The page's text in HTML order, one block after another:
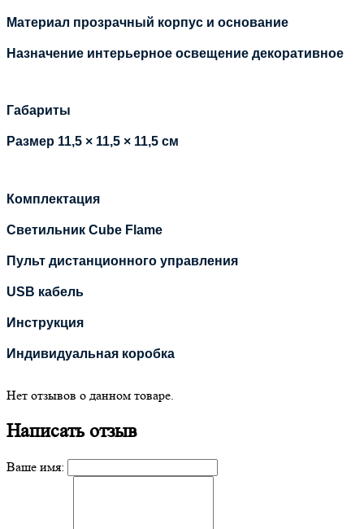
Материал прозрачный корпус и основание
Назначение интерьерное освещение декоративное
Габариты
Размер 11,5 × 11,5 × 11,5 см
Комплектация
Светильник Cube Flame
Пульт дистанционного управления
USB кабель
Инструкция
Индивидуальная коробка
Нет отзывов о данном товаре.
Написать отзыв
Ваше имя: